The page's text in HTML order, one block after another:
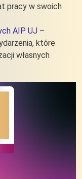
pracy w swoich
AIP UJ –
które
własnych